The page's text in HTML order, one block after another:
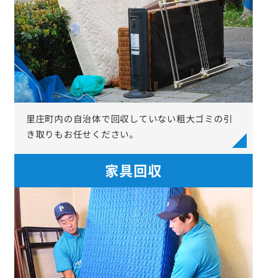
里庄町内の自治体で回収していない粗大ゴミの引
き取りもお任せください。
家具回収